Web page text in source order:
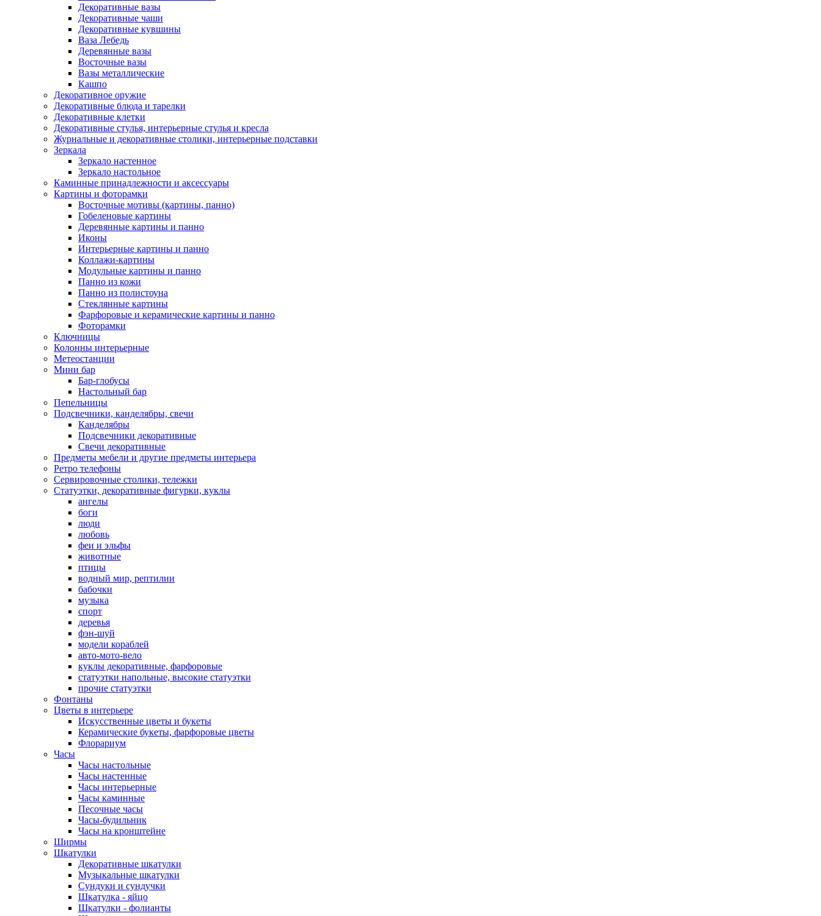
Декоративные вазы
Декоративные чаши
Декоративные кувшины
Ваза Лебедь
Деревянные вазы
Восточные вазы
Вазы металлические
Кашпо
Декоративное оружие
Декоративные блюда и тарелки
Декоративные клетки
Декоративные стулья, интерьерные стулья и кресла
Журнальные и декоративные столики, интерьерные подставки
Зеркала
Зеркало настенное
Зеркало настольное
Каминные принадлежности и аксессуары
Картины и фоторамки
Восточные мотивы (картины, панно)
Гобеленовые картины
Деревянные картины и панно
Иконы
Интерьерные картины и панно
Коллажи-картины
Модульные картины и панно
Панно из кожи
Панно из полистоуна
Стеклянные картины
Фарфоровые и керамические картины и панно
Фоторамки
Ключницы
Колонны интерьерные
Метеостанции
Мини бар
Бар-глобусы
Настольный бар
Пепельницы
Подсвечники, канделябры, свечи
Канделябры
Подсвечники декоративные
Свечи декоративные
Предметы мебели и другие предметы интерьера
Ретро телефоны
Сервировочные столики, тележки
Статуэтки, декоративные фигурки, куклы
ангелы
боги
люди
любовь
феи и эльфы
животные
птицы
водный мир, рептилии
бабочки
музыка
спорт
деревья
фэн-шуй
модели кораблей
авто-мото-вело
куклы декоративные, фарфоровые
cтатуэтки напольные, высокие статуэтки
прочие статуэтки
Фонтаны
Цветы в интерьере
Искусственные цветы и букеты
Керамические букеты, фарфоровые цветы
Флорариум
Часы
Часы настольные
Часы настенные
Часы интерьерные
Часы каминные
Песочные часы
Часы-будильник
Часы на кронштейне
Ширмы
Шкатулки
Декоративные шкатулки
Музыкальные шкатулки
Сундуки и сундучки
Шкатулка - яйцо
Шкатулки - фолианты